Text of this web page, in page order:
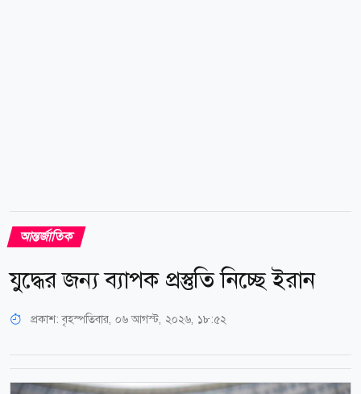
আন্তর্জাতিক
যুদ্ধের জন্য ব্যাপক প্রস্তুতি নিচ্ছে ইরান
প্রকাশ:বৃহস্পতিবার, ০৬ আগস্ট, ২০২৬, ১৮:৫২